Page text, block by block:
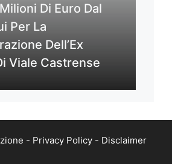
Di Euro Dal
Per La
Dell’Ex
Viale Castrense
- Privacy Policy - Disclaimer